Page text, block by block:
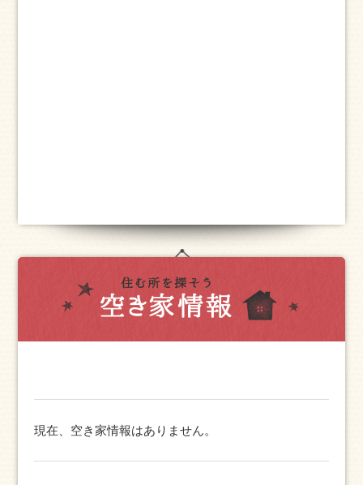
現在、空き家情報はありません。